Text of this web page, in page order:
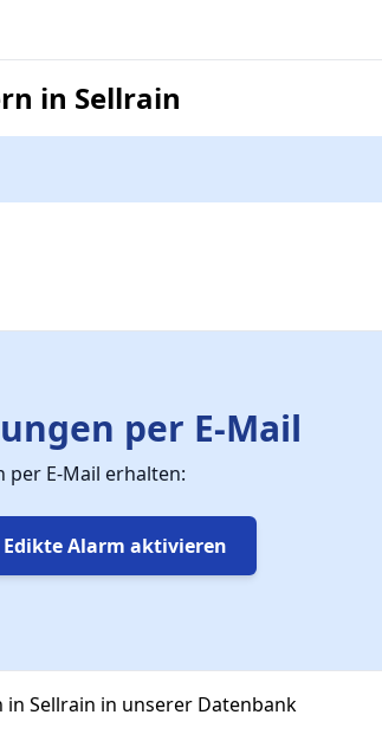
in Sellrain
per E-Mail
per E-Mail erhalten:
Edikte Alarm aktivieren
Sellrain in unserer Datenbank